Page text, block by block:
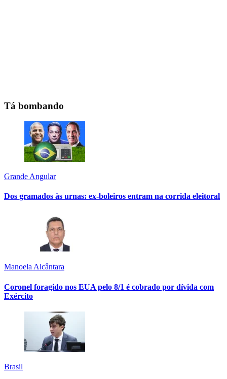
Tá bombando
Grande Angular
Dos gramados às urnas: ex-boleiros entram na corrida eleitoral
Manoela Alcântara
Coronel foragido nos EUA pelo 8/1 é cobrado por dívida com
Exército
Brasil